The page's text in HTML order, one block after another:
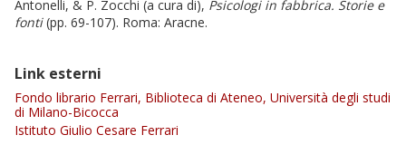
Antonelli, & P. Zocchi (a cura di), Psicologi in fabbrica. Storie e
fonti(pp. 69-107). Roma: Aracne.
Link esterni
Fondo librario Ferrari, Biblioteca di Ateneo, Università degli studi
di Milano-Bicocca
Istituto Giulio Cesare Ferrari